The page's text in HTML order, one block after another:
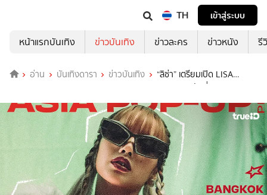
TH
เข้าสู่ระบบ
หน้าแรกบันเทิง
ข่าวบันเทิง ข่าวละคร ข่าวหนัง รี
อ่าน บันเทิงดารา ข่าวบันเทิง
“ลิซ่า” เตรียมเปิด LISA
ALTER EGO ASIA POP-UP PHASE 2 IN BANGKOK วันที่ 17 - 27